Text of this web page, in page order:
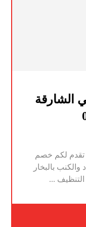
الشارقة
لكم خصم
بالبخار
...